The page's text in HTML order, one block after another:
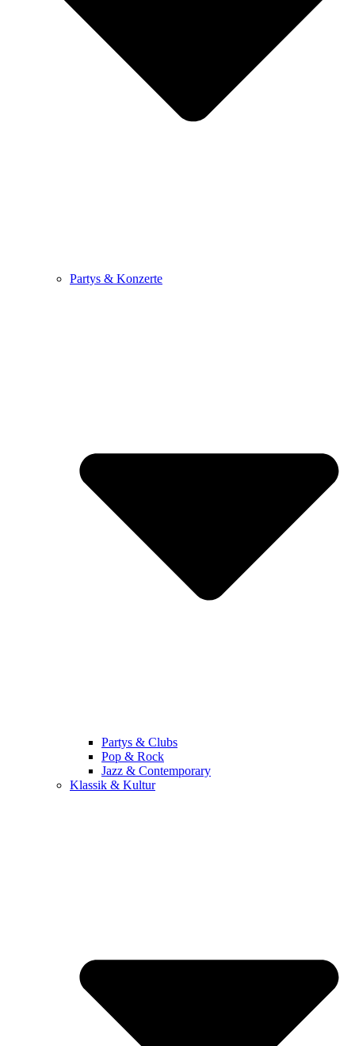
Partys & Konzerte
Partys & Clubs
Pop & Rock
Jazz & Contemporary
Klassik & Kultur